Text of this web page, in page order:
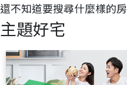
還不知道要搜尋什麼樣的
主題好宅